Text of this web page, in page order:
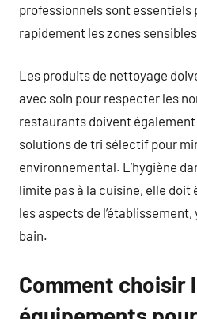
professionnels sont essentiels
rapidement les zones
Les produits de nettoyage
avec soin pour respecter les
restaurants doivent
solutions de tri sélectif pour
environnemental. L’hygiène
limite pas à la cuisine, elle
les aspects de
bain.
Comment choisir